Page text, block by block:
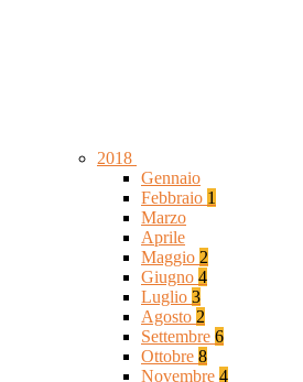
2018
Gennaio
Febbraio 1
Marzo
Aprile
Maggio 2
Giugno 4
Luglio 3
Agosto 2
Settembre 6
Ottobre 8
Novembre 4